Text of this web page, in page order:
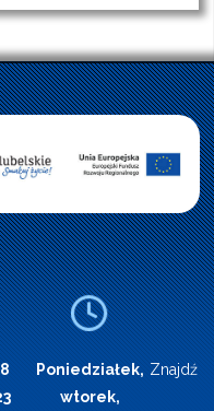
Poniedziałek,
wtorek,
Znajdź